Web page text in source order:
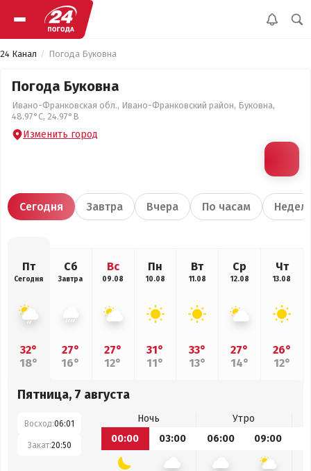
24 Канал Погода Буковна
Погода Буковна
Ивано-Франковская обл., Ивано-Франковский район, Буковна,
48.97°С, 24.97°В
Изменить город
Сегодня Завтра Вчера По часам
Пт
Сегодня
32°
18°
Сб
Завтра
27°
16°
Вс
09.08
27°
12°
Пн
10.08
31°
11°
Вт
11.08
33°
13°
Ср
12.08
27°
14°
Чт
13.08
26°
12°
Пятница, 7 августа
Восход:06:01
Закат:20:50
Ночь
Утро
00:00
03:00 06:00 09:00